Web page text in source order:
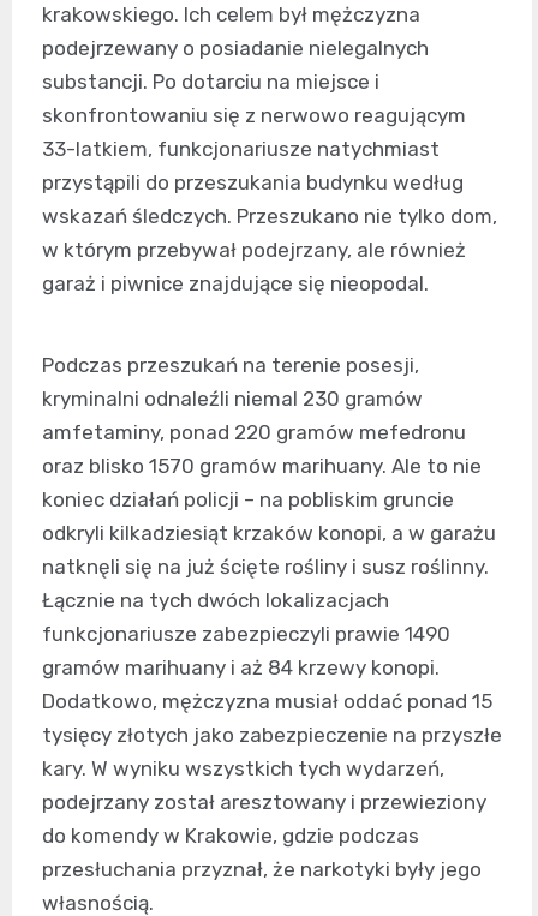
krakowskiego. Ich celem był mężczyzna
podejrzewany o posiadanie nielegalnych
substancji. Po dotarciu na miejsce i
skonfrontowaniu się z nerwowo reagującym
33-latkiem, funkcjonariusze natychmiast
przystąpili do przeszukania budynku według
wskazań śledczych. Przeszukano nie tylko dom,
w którym przebywał podejrzany, ale również
garaż i piwnice znajdujące się nieopodal.
Podczas przeszukań na terenie posesji,
kryminalni odnaleźli niemal 230 gramów
amfetaminy, ponad 220 gramów mefedronu
oraz blisko 1570 gramów marihuany. Ale to nie
koniec działań policji – na pobliskim gruncie
odkryli kilkadziesiąt krzaków konopi, a w garażu
natknęli się na już ścięte rośliny i susz roślinny.
Łącznie na tych dwóch lokalizacjach
funkcjonariusze zabezpieczyli prawie 1490
gramów marihuany i aż 84 krzewy konopi.
Dodatkowo, mężczyzna musiał oddać ponad 15
tysięcy złotych jako zabezpieczenie na przyszłe
kary. W wyniku wszystkich tych wydarzeń,
podejrzany został aresztowany i przewieziony
do komendy w Krakowie, gdzie podczas
przesłuchania przyznał, że narkotyki były jego
własnością.